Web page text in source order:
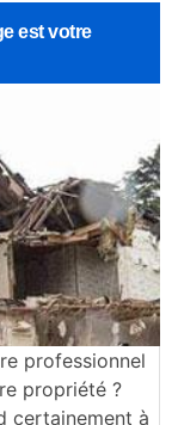
est votre
professionnel
propriété ?
certainement à